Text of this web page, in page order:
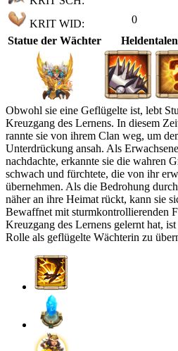
KRIT WID:
0
Statue der Wächter
Obwohl sie eine Geflügelte ist, lebt
Kreuzgang des Lernens. In diesem
rannte sie von ihrem Clan weg, um
Unterdrückung ansah. Als
nachdachte, erkannte sie die wahren
schwach und fürchtete, die von ihr
übernehmen. Als die Bedrohung
näher an ihre Heimat rückt, kann sie
Bewaffnet mit sturmkontrollierenden
Kreuzgang des Lernens gelernt hat,
Rolle als geflügelte Wächterin zu